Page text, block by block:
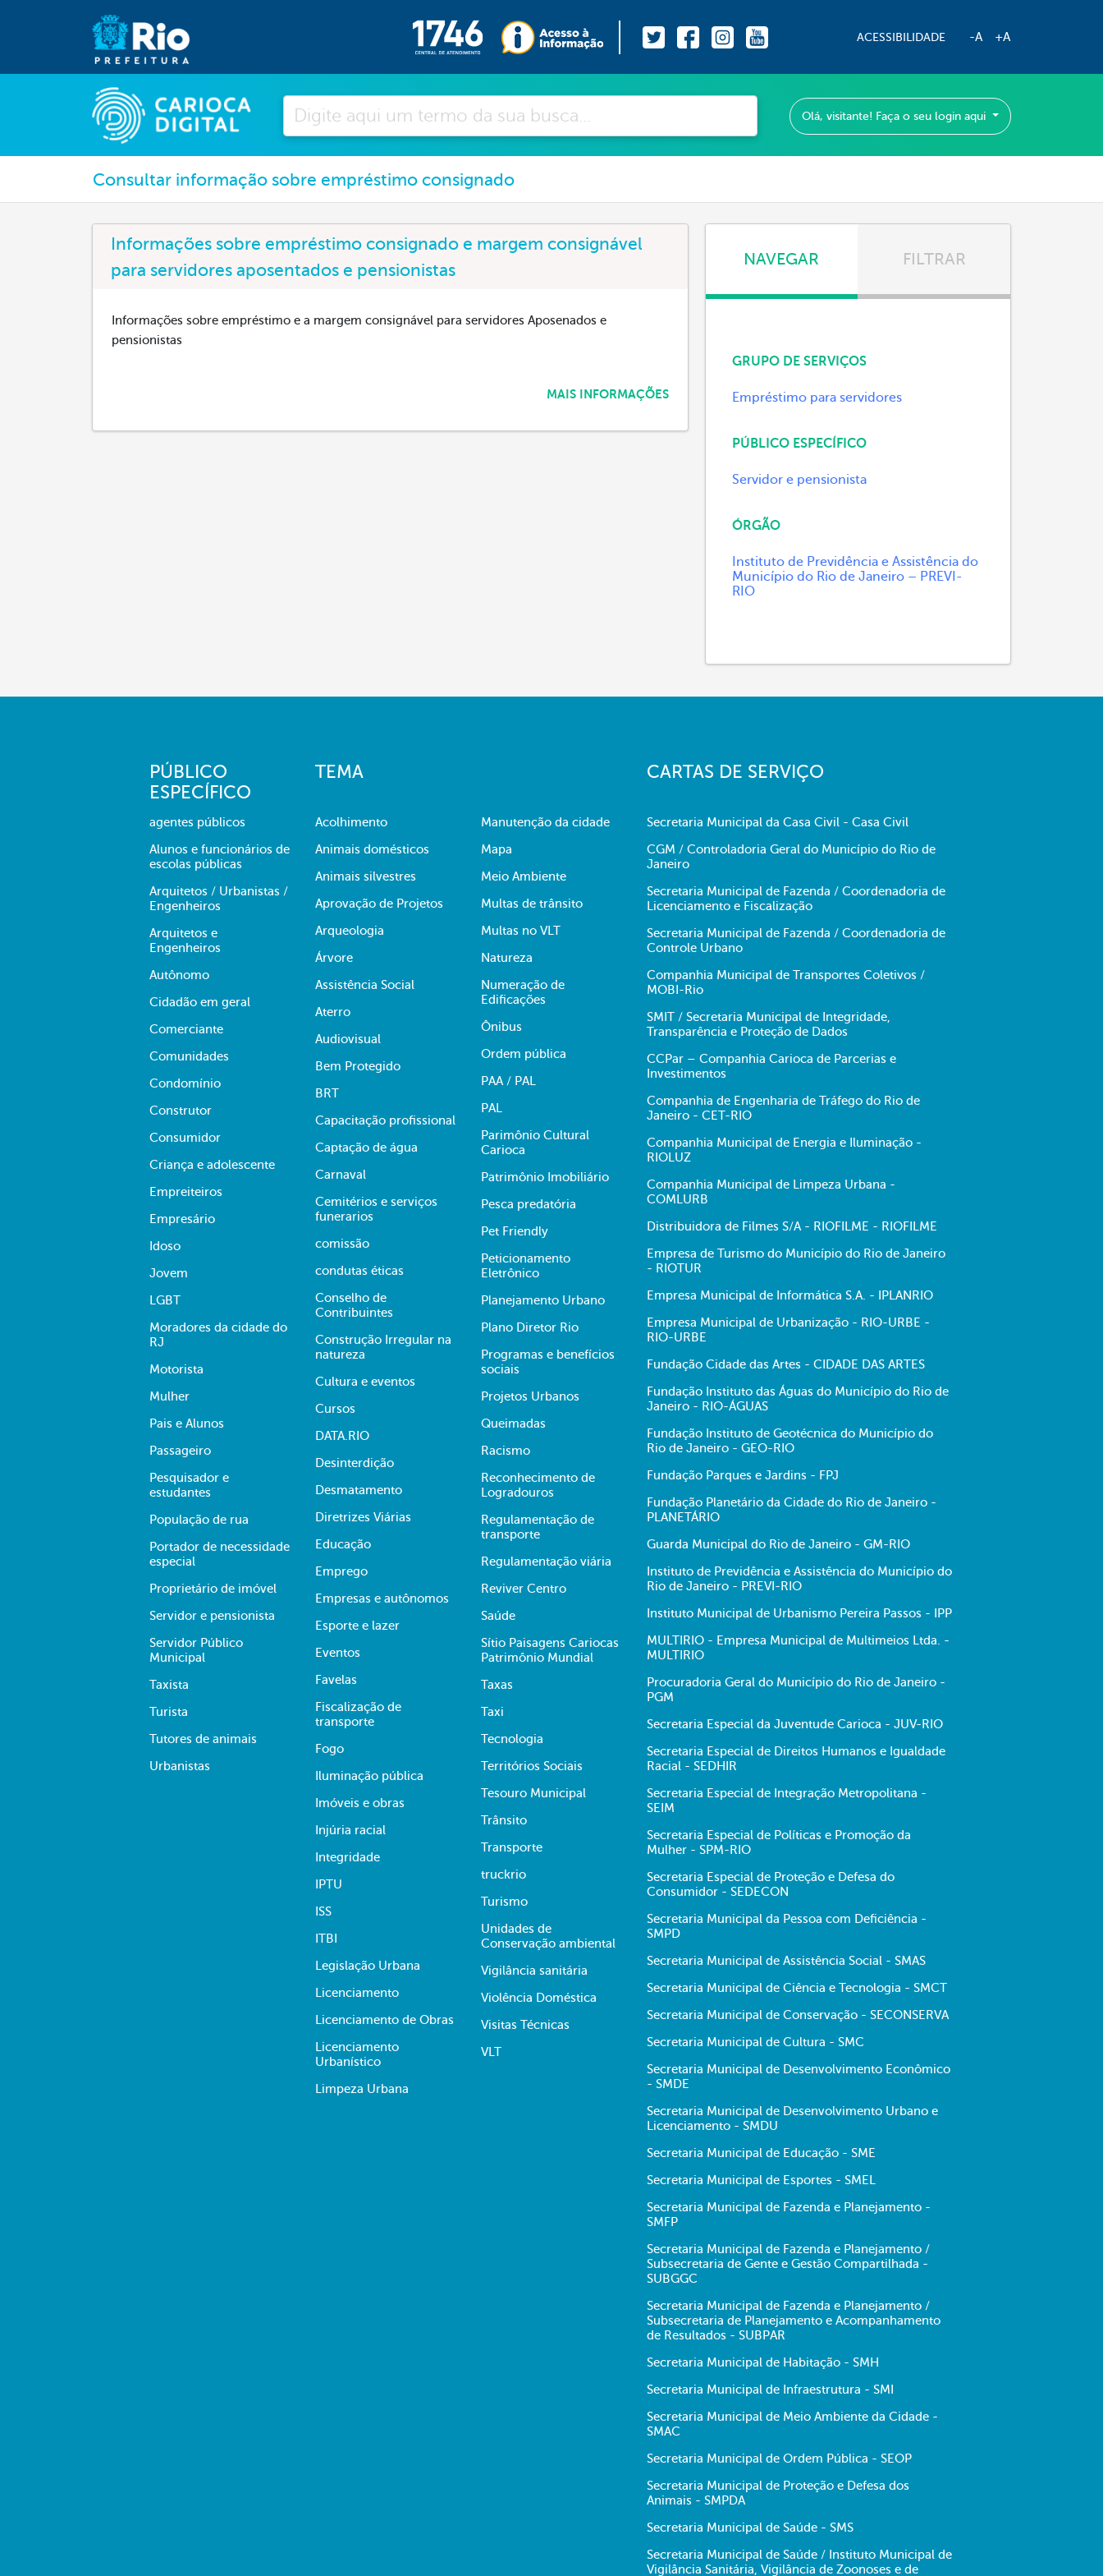
ACESSIBILIDADE -A +A
Pesquisar
Olá, visitante! Faça o seu login aqui
Consultar informação sobre empréstimo consignado
Informações sobre empréstimo consignado e margem consignável
para servidores aposentados e pensionistas
Informações sobre empréstimo e a margem consignável para servidores Aposenados e
pensionistas
MAIS INFORMAÇÕES
NAVEGAR FILTRAR
GRUPO DE SERVIÇOS
Empréstimo para servidores
PÚBLICO ESPECÍFICO
Servidor e pensionista
ÓRGÃO
Instituto de Previdência e Assistência do
Município do Rio de Janeiro – PREVI-
RIO
PÚBLICO
ESPECÍFICO
agentes públicos
Alunos e funcionários de
escolas públicas
Arquitetos / Urbanistas /
Engenheiros
Arquitetos e
Engenheiros
Autônomo
Cidadão em geral
Comerciante
Comunidades
Condomínio
Construtor
Consumidor
Criança e adolescente
Empreiteiros
Empresário
Idoso
Jovem
LGBT
Moradores da cidade do
RJ
Motorista
Mulher
Pais e Alunos
Passageiro
Pesquisador e
estudantes
População de rua
Portador de necessidade
especial
Proprietário de imóvel
Servidor e pensionista
Servidor Público
Municipal
Taxista
Turista
Tutores de animais
Urbanistas
TEMA
Acolhimento
Animais domésticos
Animais silvestres
Aprovação de Projetos
Arqueologia
Árvore
Assistência Social
Aterro
Audiovisual
Bem Protegido
BRT
Capacitação profissional
Captação de água
Carnaval
Cemitérios e serviços
funerarios
comissão
condutas éticas
Conselho de
Contribuintes
Construção Irregular na
natureza
Cultura e eventos
Cursos
DATA.RIO
Desinterdição
Desmatamento
Diretrizes Viárias
Educação
Emprego
Empresas e autônomos
Esporte e lazer
Eventos
Favelas
Fiscalização de
transporte
Fogo
Iluminação pública
Imóveis e obras
Injúria racial
Integridade
IPTU
ISS
ITBI
Legislação Urbana
Licenciamento
Licenciamento de Obras
Licenciamento
Urbanístico
Limpeza Urbana
Manutenção da cidade
Mapa
Meio Ambiente
Multas de trânsito
Multas no VLT
Natureza
Numeração de
Edificações
Ônibus
Ordem pública
PAA / PAL
PAL
Parimônio Cultural
Carioca
Patrimônio Imobiliário
Pesca predatória
Pet Friendly
Peticionamento
Eletrônico
Planejamento Urbano
Plano Diretor Rio
Programas e benefícios
sociais
Projetos Urbanos
Queimadas
Racismo
Reconhecimento de
Logradouros
Regulamentação de
transporte
Regulamentação viária
Reviver Centro
Saúde
Sítio Paisagens Cariocas
Patrimônio Mundial
Taxas
Taxi
Tecnologia
Territórios Sociais
Tesouro Municipal
Trânsito
Transporte
truckrio
Turismo
Unidades de
Conservação ambiental
Vigilância sanitária
Violência Doméstica
Visitas Técnicas
VLT
CARTAS DE SERVIÇO
Secretaria Municipal da Casa Civil - Casa Civil
CGM / Controladoria Geral do Município do Rio de
Janeiro
Secretaria Municipal de Fazenda / Coordenadoria de
Licenciamento e Fiscalização
Secretaria Municipal de Fazenda / Coordenadoria de
Controle Urbano
Companhia Municipal de Transportes Coletivos /
MOBI-Rio
SMIT / Secretaria Municipal de Integridade,
Transparência e Proteção de Dados
CCPar – Companhia Carioca de Parcerias e
Investimentos
Companhia de Engenharia de Tráfego do Rio de
Janeiro - CET-RIO
Companhia Municipal de Energia e Iluminação -
RIOLUZ
Companhia Municipal de Limpeza Urbana -
COMLURB
Distribuidora de Filmes S/A - RIOFILME - RIOFILME
Empresa de Turismo do Município do Rio de Janeiro
- RIOTUR
Empresa Municipal de Informática S.A. - IPLANRIO
Empresa Municipal de Urbanização - RIO-URBE -
RIO-URBE
Fundação Cidade das Artes - CIDADE DAS ARTES
Fundação Instituto das Águas do Município do Rio de
Janeiro - RIO-ÁGUAS
Fundação Instituto de Geotécnica do Município do
Rio de Janeiro - GEO-RIO
Fundação Parques e Jardins - FPJ
Fundação Planetário da Cidade do Rio de Janeiro -
PLANETÁRIO
Guarda Municipal do Rio de Janeiro - GM-RIO
Instituto de Previdência e Assistência do Município do
Rio de Janeiro - PREVI-RIO
Instituto Municipal de Urbanismo Pereira Passos - IPP
MULTIRIO - Empresa Municipal de Multimeios Ltda. -
MULTIRIO
Procuradoria Geral do Município do Rio de Janeiro -
PGM
Secretaria Especial da Juventude Carioca - JUV-RIO
Secretaria Especial de Direitos Humanos e Igualdade
Racial - SEDHIR
Secretaria Especial de Integração Metropolitana -
SEIM
Secretaria Especial de Políticas e Promoção da
Mulher - SPM-RIO
Secretaria Especial de Proteção e Defesa do
Consumidor - SEDECON
Secretaria Municipal da Pessoa com Deficiência -
SMPD
Secretaria Municipal de Assistência Social - SMAS
Secretaria Municipal de Ciência e Tecnologia - SMCT
Secretaria Municipal de Conservação - SECONSERVA
Secretaria Municipal de Cultura - SMC
Secretaria Municipal de Desenvolvimento Econômico
- SMDE
Secretaria Municipal de Desenvolvimento Urbano e
Licenciamento - SMDU
Secretaria Municipal de Educação - SME
Secretaria Municipal de Esportes - SMEL
Secretaria Municipal de Fazenda e Planejamento -
SMFP
Secretaria Municipal de Fazenda e Planejamento /
Subsecretaria de Gente e Gestão Compartilhada -
SUBGGC
Secretaria Municipal de Fazenda e Planejamento /
Subsecretaria de Planejamento e Acompanhamento
de Resultados - SUBPAR
Secretaria Municipal de Habitação - SMH
Secretaria Municipal de Infraestrutura - SMI
Secretaria Municipal de Meio Ambiente da Cidade -
SMAC
Secretaria Municipal de Ordem Pública - SEOP
Secretaria Municipal de Proteção e Defesa dos
Animais - SMPDA
Secretaria Municipal de Saúde - SMS
Secretaria Municipal de Saúde / Instituto Municipal de
Vigilância Sanitária, Vigilância de Zoonoses e de